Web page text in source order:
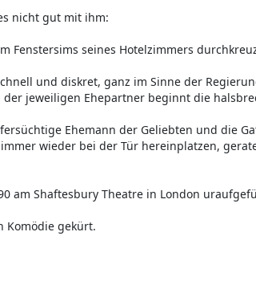
nicht gut mit ihm:
Fenstersims seines Hotelzimmers
und diskret, ganz im Sinne der
jeweiligen Ehepartner beginnt die
Ehemann der Geliebten und die
wieder bei der Tür hereinplatzen,
am Shaftesbury Theatre in London
Komödie gekürt.